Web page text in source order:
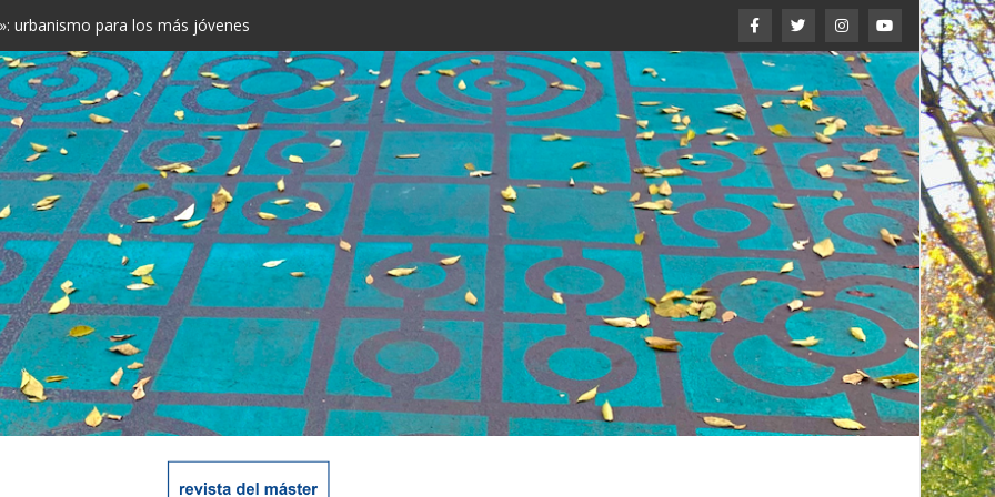
más espacio para los peatones
Antoni: opiniones contrastadas
“Las ciudades son inconscientemente discriminatorias”
el verde toma las calles
urbanismo para los más jóvenes